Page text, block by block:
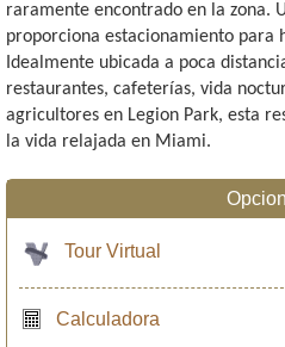
raramente encontrado en la zona.
proporciona estacionamiento para
Idealmente ubicada a poca
restaurantes, cafeterías, vida
agricultores en Legion Park, esta
la vida relajada en Miami.
Tour Virtual
Calculadora